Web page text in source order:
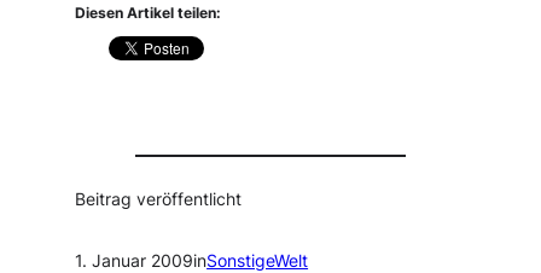
Diesen Artikel teilen:
Beitrag veröffentlicht
1. Januar 2009inSonstigeWelt